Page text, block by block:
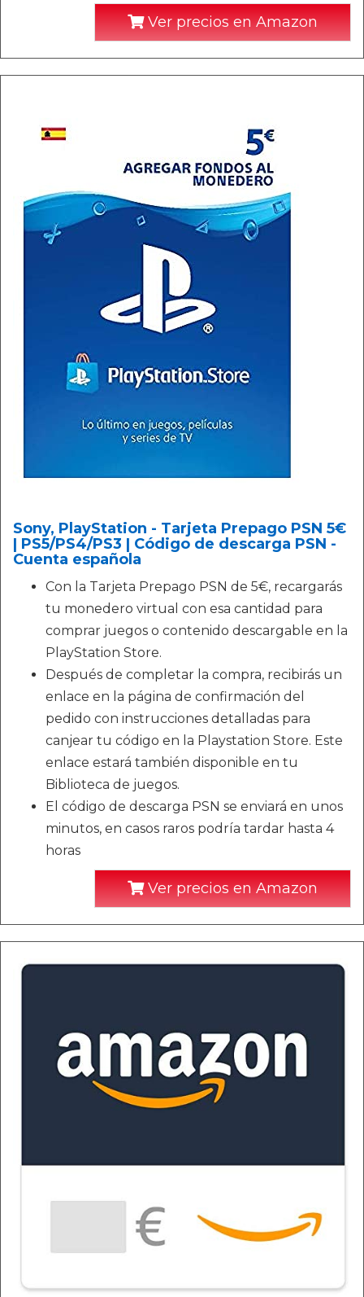
Ver precios en Amazon
Sony, PlayStation - Tarjeta Prepago PSN 5€
| PS5/PS4/PS3 | Código de descarga PSN -
Cuenta española
Con la Tarjeta Prepago PSN de 5€, recargarás
tu monedero virtual con esa cantidad para
comprar juegos o contenido descargable en la
PlayStation Store.
Después de completar la compra, recibirás un
enlace en la página de confirmación del
pedido con instrucciones detalladas para
canjear tu código en la Playstation Store. Este
enlace estará también disponible en tu
Biblioteca de juegos.
El código de descarga PSN se enviará en unos
minutos, en casos raros podría tardar hasta 4
horas
Ver precios en Amazon